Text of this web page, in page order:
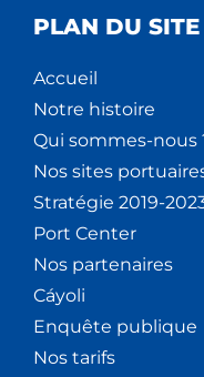
PLAN DU SITE
Accueil
Notre histoire
Qui sommes-nous
Nos sites
Stratégie 2019-
Port Center
Nos partenaires
Cáyoli
Enquête publique
Nos tarifs